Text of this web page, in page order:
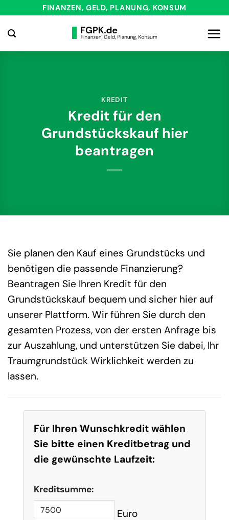
springen
FINANZEN, GELD, PLANUNG, KONSUM
KREDIT
Kredit für den
Grundstückskauf hier
beantragen
Sie planen den Kauf eines Grundstücks und
benötigen die passende Finanzierung?
Beantragen Sie Ihren Kredit für den
Grundstückskauf bequem und sicher hier auf
unserer Plattform. Wir führen Sie durch den
gesamten Prozess, von der ersten Anfrage bis
zur Auszahlung, und unterstützen Sie dabei, Ihr
Traumgrundstück Wirklichkeit werden zu
lassen.
Für Ihren Wunschkredit wählen
Sie bitte einen Kreditbetrag und
die gewünschte Laufzeit:
Kreditsumme:
Euro